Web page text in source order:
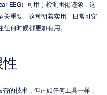
EEG）可用于检测困倦迹象，这
关重要。这种朝着实用、日常可穿
何时候都更加有用。
的技术，但正如任何工具一样，